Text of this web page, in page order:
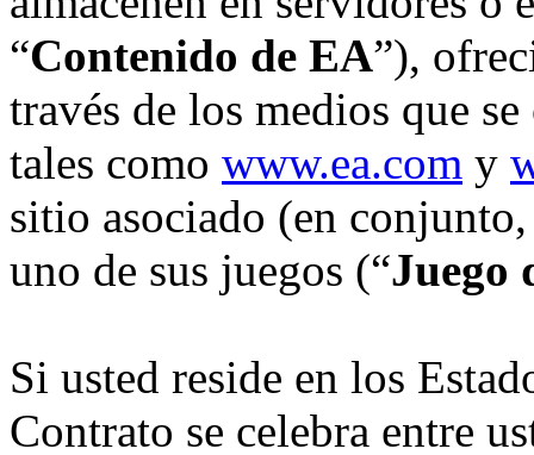
“Contenido de EA”),
través de los medios que
tales como www.ea.com y
sitio asociado (en
uno de sus juegos (“Juego
Si usted reside en los
Contrato se celebra entre